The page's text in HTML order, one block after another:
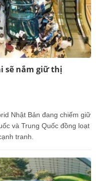
sẽ nắm giữ thị
Nhật Bản đang chiếm giữ
và Trung Quốc đồng loạt
tranh.